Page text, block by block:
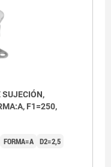
SUJECIÓN,
F1=250,
FORMA=A D2=2,5